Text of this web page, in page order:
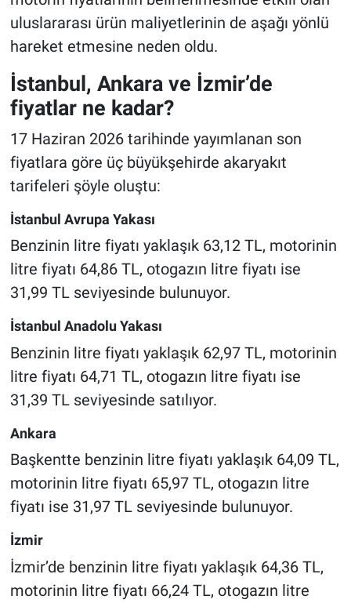
uluslararası ürün maliyetlerinin de aşağı yönlü
hareket etmesine neden oldu.
İstanbul, Ankara ve İzmir’de
fiyatlar ne kadar?
17 Haziran 2026 tarihinde yayımlanan son
fiyatlara göre üç büyükşehirde akaryakıt
tarifeleri şöyle oluştu:
İstanbul Avrupa Yakası
Benzinin litre fiyatı yaklaşık 63,12 TL, motorinin
litre fiyatı 64,86 TL, otogazın litre fiyatı ise
31,99 TL seviyesinde bulunuyor.
İstanbul Anadolu Yakası
Benzinin litre fiyatı yaklaşık 62,97 TL, motorinin
litre fiyatı 64,71 TL, otogazın litre fiyatı ise
31,39 TL seviyesinde satılıyor.
Ankara
Başkentte benzinin litre fiyatı yaklaşık 64,09 TL,
motorinin litre fiyatı 65,97 TL, otogazın litre
fiyatı ise 31,97 TL seviyesinde bulunuyor.
İzmir
İzmir’de benzinin litre fiyatı yaklaşık 64,36 TL,
motorinin litre fiyatı 66,24 TL, otogazın litre